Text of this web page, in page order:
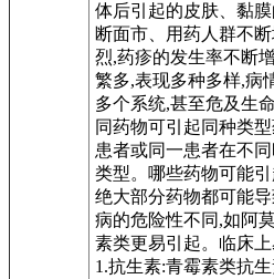
体后引起的皮肤、黏
断面市、用药人群不
烈,药疹的发生率不断
繁多,表现多种多样,病
多个系统,甚至危及生
同药物可引起同种类
患者或同一患者在不
类型。哪些药物可能
绝大部分药物都可能
病的危险性不同,如阿
素类更易引起。临床
1.抗生素:青霉素类抗